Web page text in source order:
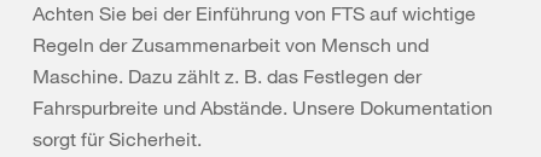
Achten Sie bei der Einführung von FTS auf wichtige
Regeln der Zusammenarbeit von Mensch und
Maschine. Dazu zählt z. B. das Festlegen der
Fahrspurbreite und Abstände. Unsere Dokumentation
sorgt für Sicherheit.